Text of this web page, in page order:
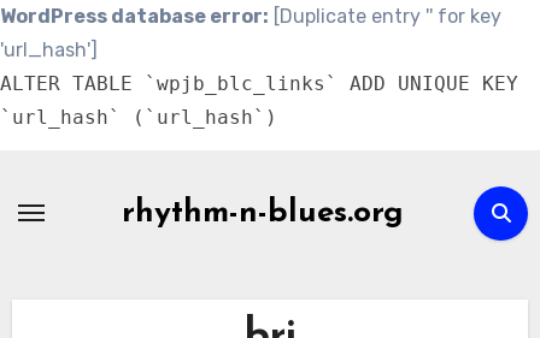
WordPress database error: [Duplicate entry '' for key
'url_hash']
ALTER TABLE `wpjb_blc_links` ADD UNIQUE KEY
`url_hash` (`url_hash`)
rhythm-n-blues.org